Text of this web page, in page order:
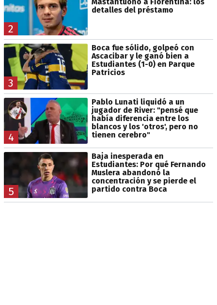
2
detalles del préstamo
3
Boca fue sólido, golpeó con
Ascacibar y le ganó bien a
Estudiantes (1-0) en Parque
Patricios
4
Pablo Lunati liquidó a un
jugador de River: "pensé que
había diferencia entre los
blancos y los 'otros', pero no
tienen cerebro"
5
Baja inesperada en
Estudiantes: Por qué Fernando
Muslera abandonó la
concentración y se pierde el
partido contra Boca